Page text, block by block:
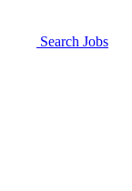
Search Jobs